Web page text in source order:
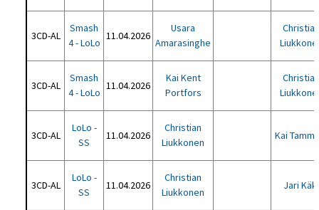
3CD-AL
Smash
4 - LoLo
11.04.2026
Usara
Amarasinghe
3CD-AL
Smash
4 - LoLo
11.04.2026
Kai Kent
Portfors
3CD-AL
LoLo -
SS
11.04.2026
Christian
Liukkonen
Kai
3CD-AL
LoLo -
SS
11.04.2026
Christian
Liukkonen
Jari Käki